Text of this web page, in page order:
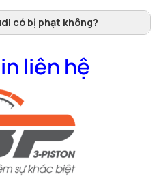
có bị phạt không?
liên hệ